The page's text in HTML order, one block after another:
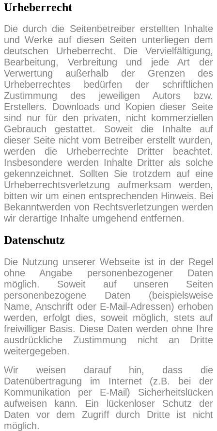
Urheberrecht
Die durch die Seitenbetreiber erstellten Inhalte
und Werke auf diesen Seiten unterliegen dem
deutschen Urheberrecht. Die Vervielfältigung,
Bearbeitung, Verbreitung und jede Art der
Verwertung außerhalb der Grenzen des
Urheberrechtes bedürfen der schriftlichen
Zustimmung des jeweiligen Autors bzw.
Erstellers. Downloads und Kopien dieser Seite
sind nur für den privaten, nicht kommerziellen
Gebrauch gestattet. Soweit die Inhalte auf
dieser Seite nicht vom Betreiber erstellt wurden,
werden die Urheberrechte Dritter beachtet.
Insbesondere werden Inhalte Dritter als solche
gekennzeichnet. Sollten Sie trotzdem auf eine
Urheberrechtsverletzung aufmerksam werden,
bitten wir um einen entsprechenden Hinweis. Bei
Bekanntwerden von Rechtsverletzungen werden
wir derartige Inhalte umgehend entfernen.
Datenschutz
Die Nutzung unserer Webseite ist in der Regel
ohne Angabe personenbezogener Daten
möglich. Soweit auf unseren Seiten
personenbezogene Daten (beispielsweise
Name, Anschrift oder E-Mail-Adressen) erhoben
werden, erfolgt dies, soweit möglich, stets auf
freiwilliger Basis. Diese Daten werden ohne Ihre
ausdrückliche Zustimmung nicht an Dritte
weitergegeben.
Wir weisen darauf hin, dass die
Datenübertragung im Internet (z.B. bei der
Kommunikation per E-Mail) Sicherheitslücken
aufweisen kann. Ein lückenloser Schutz der
Daten vor dem Zugriff durch Dritte ist nicht
möglich.